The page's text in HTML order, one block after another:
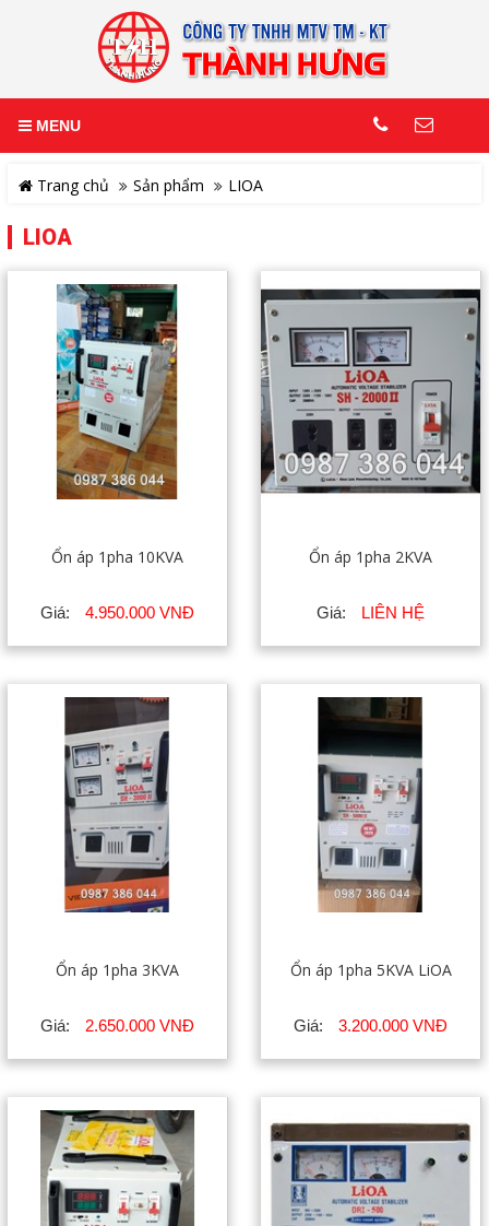
MENU
Trang chủ Sản phẩm LIOA
LIOA
Ổn áp 1pha 10KVA
Giá: 4.950.000 VNĐ
Ổn áp 1pha 2KVA
Giá: LIÊN HỆ
Ổn áp 1pha 3KVA
Giá: 2.650.000 VNĐ
Ổn áp 1pha 5KVA LiOA
Giá: 3.200.000 VNĐ